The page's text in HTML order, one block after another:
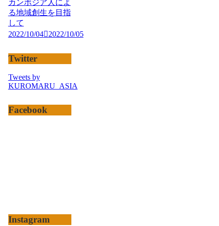
カンボジア人によ
る地域創生を目指
して
2022/10/04
2022/10/05
Twitter
Tweets by
KUROMARU_ASIA
Facebook
Instagram